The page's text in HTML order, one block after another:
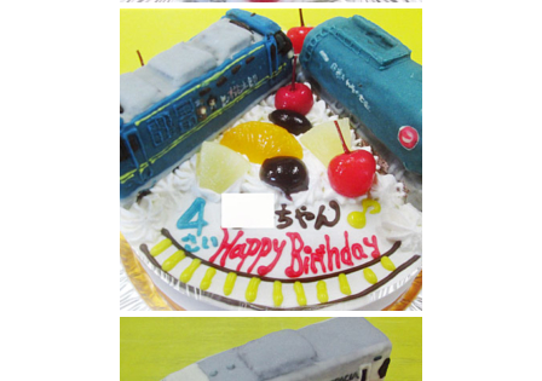
京阪電車3000系青色ケーキ
桃太郎電車とタンク車立体のせケーキ